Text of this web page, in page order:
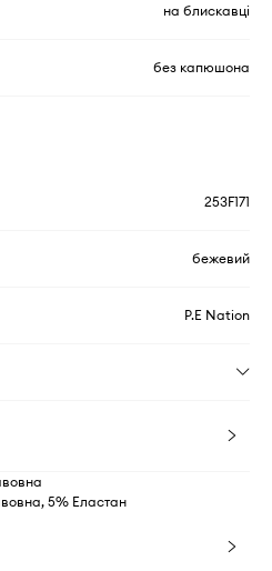
на блискавці
без капюшона
253F171
бежевий
P.E Nation
5% Еластан